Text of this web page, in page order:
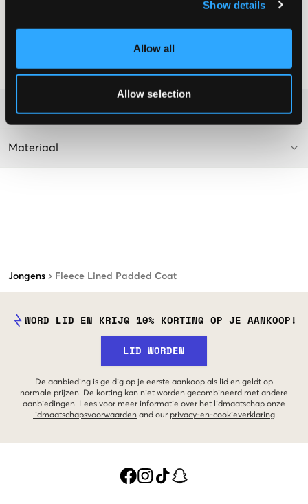
Show details
Allow all
Allow selection
Jongens Fleece Lined Padded Coat
SKU:133848-001
Laundry Advice:
Materiaal
WORD LID EN KRIJG 10% KORTING OP JE AANKOOP!
LID WORDEN
De aanbieding is geldig op je eerste aankoop als lid en geldt op
normale prijzen. De korting kan niet worden gecombineerd met andere
aanbiedingen. Lees voor meer informatie over het lidmaatschap onze
lidmaatschapsvoorwaarden and our privacy-en-cookieverklaring